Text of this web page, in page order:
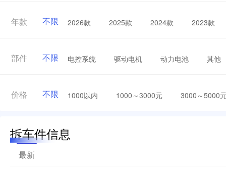
年款 不限 2026款 2025款 2024款 2023款
部件 不限 电控系统 驱动电机 动力电池 其他
价格 不限 1000以内 1000～3000元 3000～5000
拆车件信息
最新